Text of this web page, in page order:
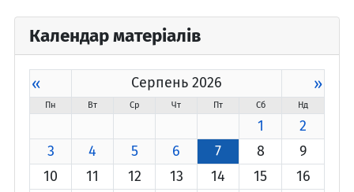
Календар матеріалів
« Серпень 2026 »
Пн Вт Ср Чт Пт Сб Нд
1
2
3
4 5 6 7 8
9
10
11 12 13 14 15
16